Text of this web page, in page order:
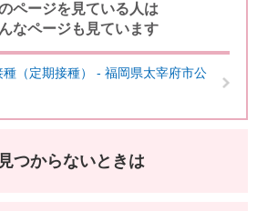
ページを見ている人は
なページも見ています
（定期接種） - 福岡県太宰府市公
見つからないときは